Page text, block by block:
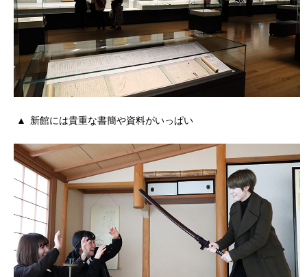
新館には貴重な書簡や資料がいっぱい